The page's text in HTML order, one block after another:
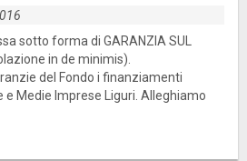
sotto forma di GARANZIA SUL
in de minimis).
del Fondo i finanziamenti
Medie Imprese Liguri. Alleghiamo